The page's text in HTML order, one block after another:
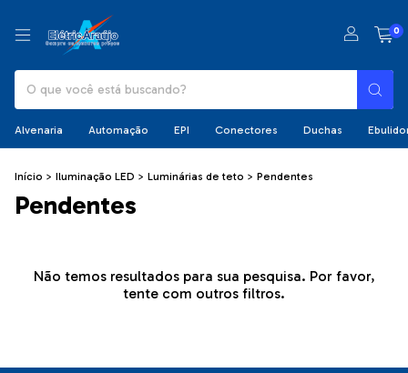
0
Alvenaria Automação EPI Conectores Duchas
Início > Iluminação LED > Luminárias de teto > Pendentes
Pendentes
Não temos resultados para sua pesquisa. Por favor,
tente com outros filtros.